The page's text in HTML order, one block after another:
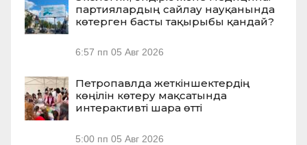
партиялардың сайлау науқанында
көтерген басты тақырыбы қандай?
6:57 пп 05 Авг 2026
Петропавлда жеткіншектердің
көңілін көтеру мақсатында
интерактивті шара өтті
5:00 пп 05 Авг 2026